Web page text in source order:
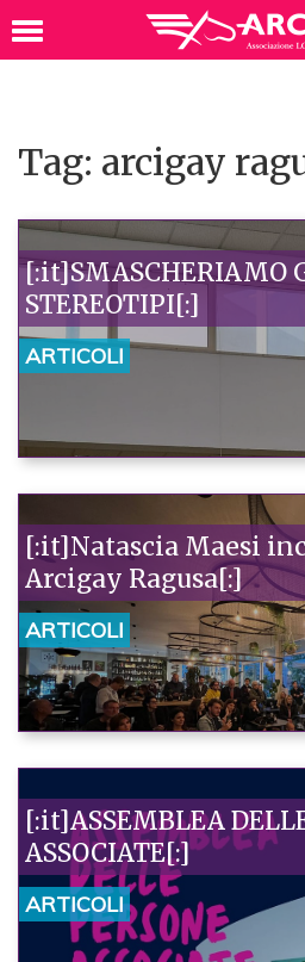
Tag: arcigay
[:it]SMASCHERIAMO
STEREOTIPI[:]
ARTICOLI
[:it]Natascia Maesi
Arcigay Ragusa[:]
ARTICOLI
[:it]ASSEMBLEA
ASSOCIATE[:]
ARTICOLI